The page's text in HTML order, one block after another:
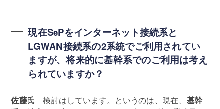
現在SePをインターネット接続系と
LGWAN接続系の2系統でご利用されてい
ますが、将来的に基幹系でのご利用は考え
られていますか？
佐藤氏 検討はしています。というのは、現在、 基幹